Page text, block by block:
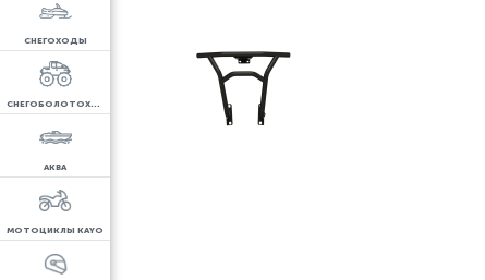
СНЕГОХОДЫ
СНЕГОБОЛОТОХОДЫ
АКВА
МОТОЦИКЛЫ KAYO